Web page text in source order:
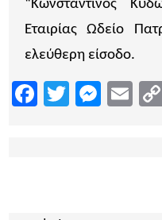
“Κωνσταντίνος
Εταιρίας Ωδείο
ελεύθερη είσοδο.
Facebook
Twitter